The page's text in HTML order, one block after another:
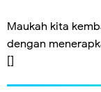
Maukah kita
dengan
[]